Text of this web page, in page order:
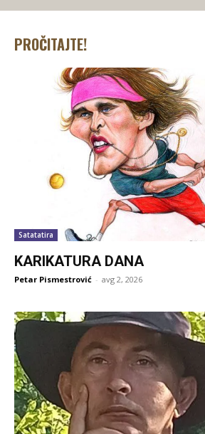
PROČITAJTE!
Satatatira
KARIKATURA DANA
Petar Pismestrović - avg 2, 2026